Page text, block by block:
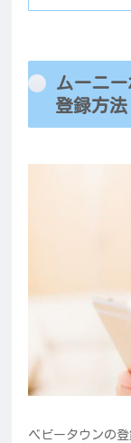
ムーニ
登録方法
ベビータウンの